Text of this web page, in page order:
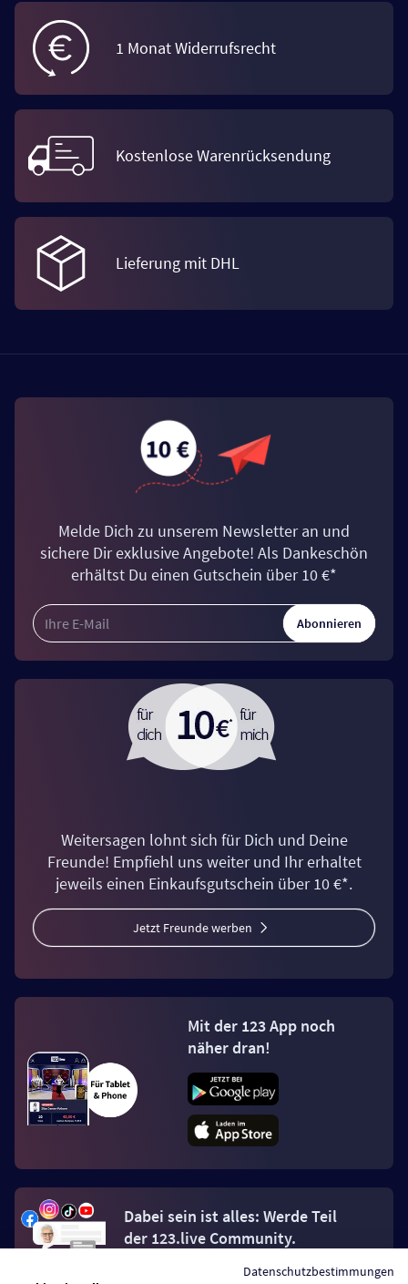
1 Monat Widerrufsrecht
Kostenlose Warenrücksendung
Lieferung mit DHL
Melde Dich zu unserem Newsletter an und
sichere Dir exklusive Angebote! Als Dankeschön
erhältst Du einen Gutschein über 10 €*
Abonnieren
Weitersagen lohnt sich für Dich und Deine
Freunde! Empfiehl uns weiter und Ihr erhaltet
jeweils einen Einkaufsgutschein über 10 €*.
Jetzt Freunde werben
Mit der 123 App noch
näher dran!
Dabei sein ist alles: Werde Teil
der 123.live Community.
Datenschutzbestimmungen